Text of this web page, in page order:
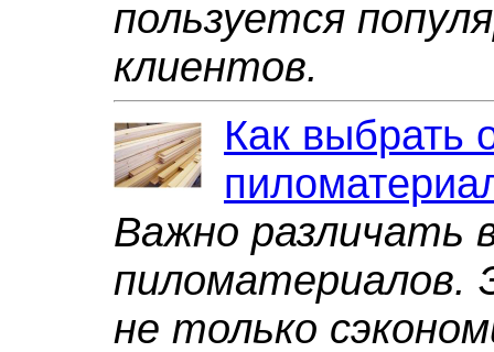
пользуется
клиентов.
Как выбрать
Важно различать
пиломатериалов.
не только